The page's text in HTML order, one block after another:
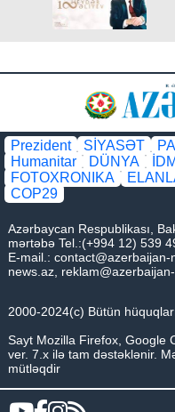
Prezident SİYASƏT
Humanitar
DÜNYA
FOTOXRONIKA
COP29
Azərbaycan Respublikası,
mərtəbə Tel.:(+994 12) 539
E-mail.: contact@azerbaijan-
news.az
2000-2024(c) Bütün
Sayt Mozilla Firefox, Google
ver. 7.x ilə tam dəstəklənir.
mütləqdir